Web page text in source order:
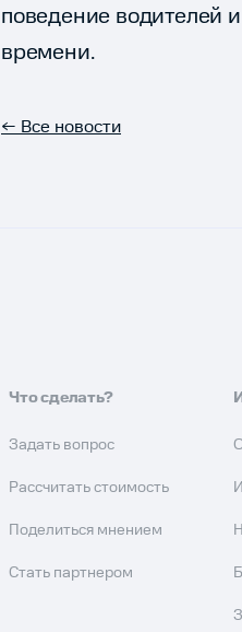
поведение водителей
времени.
← Все новости
Что сделать?
Задать вопрос
Рассчитать стоимость
Поделиться мнением
Стать партнером